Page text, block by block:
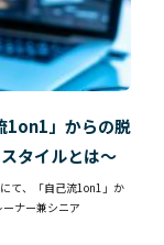
1on1」からの脱
タイルとは～
て、「自己流1on1」か
ナー兼シニア